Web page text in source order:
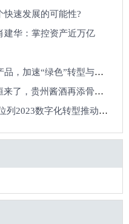
快速发展的可能性?
建华：掌控资产近万亿
“绿色”转型与新质生产力发展
，贵州酱酒再添骨干力量
数字化转型推动企业百强